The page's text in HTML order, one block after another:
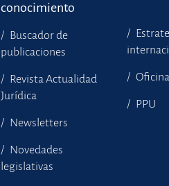
conocimiento
Buscador de
publicaciones
Revista Actualidad
Jurídica
Newsletters
Novedades
legislativas
PPU